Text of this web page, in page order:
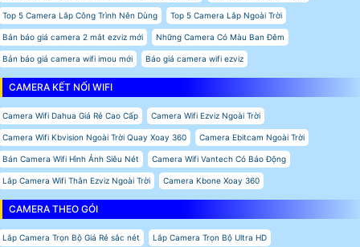
Top 5 Camera Lắp Công Trình Nên Dùng Top 5 Camera Lắp Ngoài Trời
Bản báo giá camera 2 mắt ezviz mới Những Camera Có Màu Ban Đêm
Bản báo giá camera wifi imou mới Báo giá camera wifi ezviz
CAMERA KẾT NỐI WIFI
Camera Wifi Dahua Giá Rẻ Cao Cấp Camera Wifi Ezviz Ngoài Trời
Camera Wifi Kbvision Ngoài Trời Quay Xoay 360 Camera Ebitcam Ngoài Trời
Bán Camera Wifi Hình Ảnh Siêu Nét Camera Wifi Vantech Có Báo Động
Lắp Camera Wifi Thân Ezviz Ngoài Trời Camera Kbone Xoay 360
CAMERA THEO GÓI
Lắp Camera Trọn Bộ Giá Rẻ sắc nét Lắp Camera Trọn Bộ Ultra HD